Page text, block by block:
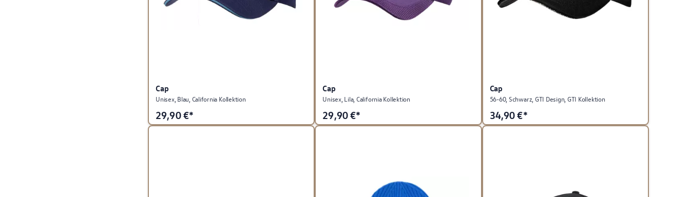
Cap
Unisex, Blau, California Kollektion
29,90€*
Cap
Unisex, Lila, California Kollektion
29,90€*
Cap
56-60, Schwarz, GTI Design, GTI Kollektion
34,90€*